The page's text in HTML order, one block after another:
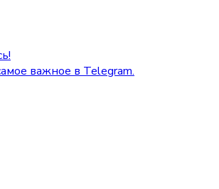
важное в Telegram.